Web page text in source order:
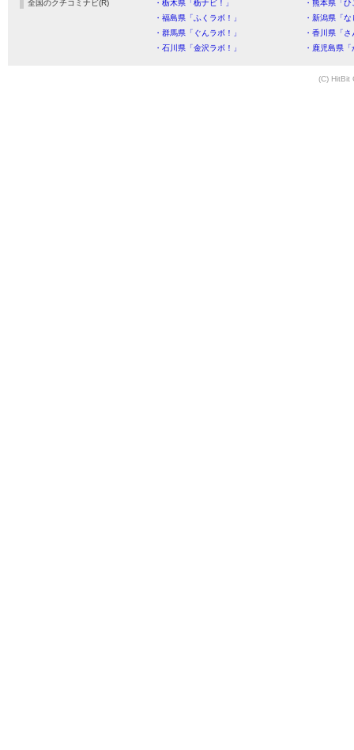
全国のクチコミナビ(R) ・栃木県「栃ナビ！」
・熊本県「
・福島県「ふくラボ！」
・新潟県「
・群馬県「ぐんラボ！」
・香川県「
・石川県「金沢ラボ！」
・鹿児島県
(C) HitBit